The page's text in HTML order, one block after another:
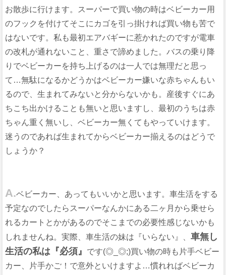
お散歩に行けます。スーパーで買い物の時はベビーカー用
のフックを付けてそこにカゴを引っ掛ければ買い物も苦で
はないです。私も最初エアバギーに惹かれたのですが電車
の改札が通れないこと、重さで諦めました。バスの乗り降
りでベビーカーを持ち上げるのは一人では無理だと思っ
て…無駄になるかどうかはベビーカー嫌いな赤ちゃんもい
るので、生まれてみないと分からないかも。産後すぐにあ
ちこち出かけることも無いと思いますし、最初のうちは赤
ちゃん重く無いし、ベビーカー無くてもやっていけます。
迷うのであれば生まれてからベビーカー揃えるのはどうで
しょうか？
A.ベビーカー、あってもいいかと思います。車生活をする
予定なのでしたらスーパーなんかにある二ヶ月から乗せら
れるカートとかがあるのでそこまでの必要性感じないかも
しれませんね。実際、車生活の妹は『いらない』、 車無し
生活の私は『必須』
です(◎_◎;)買い物の時も片手ベビー
カー、片手かご！で意外といけますよ…慣れればベビーカ